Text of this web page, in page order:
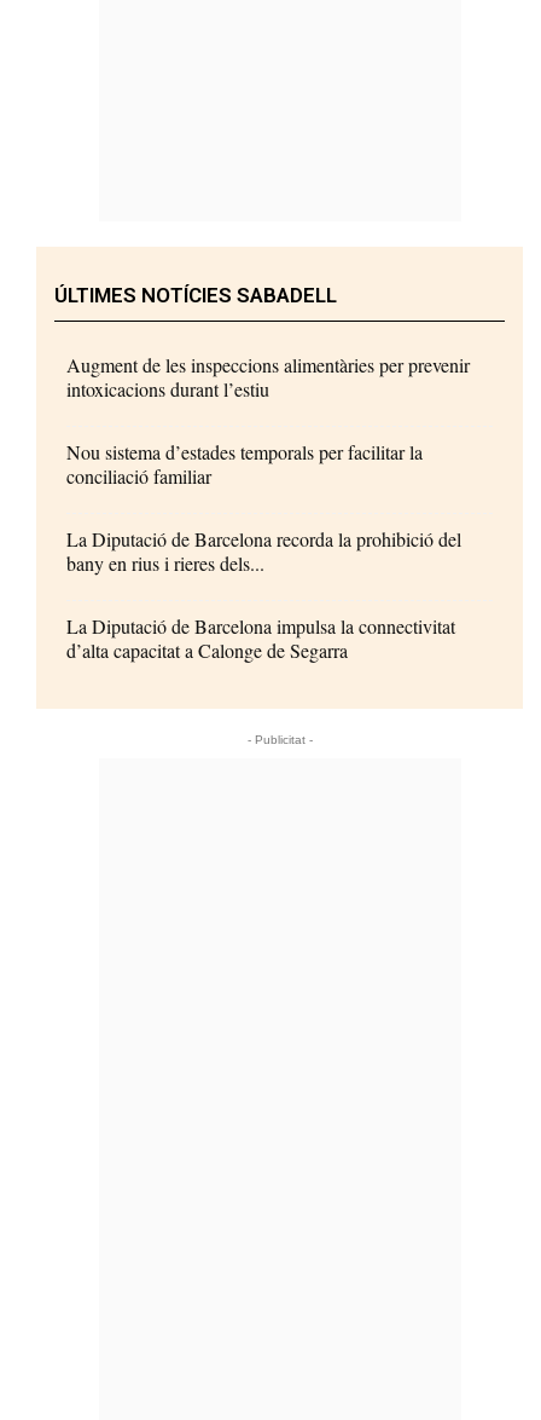
ÚLTIMES NOTÍCIES SABADELL
Augment de les inspeccions alimentàries per prevenir
intoxicacions durant l’estiu
Nou sistema d’estades temporals per facilitar la
conciliació familiar
La Diputació de Barcelona recorda la prohibició del
bany en rius i rieres dels...
La Diputació de Barcelona impulsa la connectivitat
d’alta capacitat a Calonge de Segarra
- Publicitat -